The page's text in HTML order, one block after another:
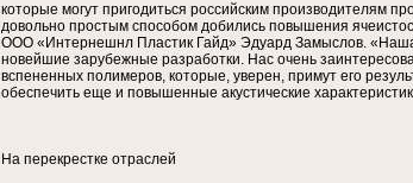
которые могут пригодиться российским производителям
довольно простым способом добились повышения
ООО «Интернешнл Пластик Гайд» Эдуард Замыслов. «Наша
новейшие зарубежные разработки. Нас очень
вспененных полимеров, которые, уверен, примут его
обеспечить еще и повышенные акустические
На перекрестке отраслей